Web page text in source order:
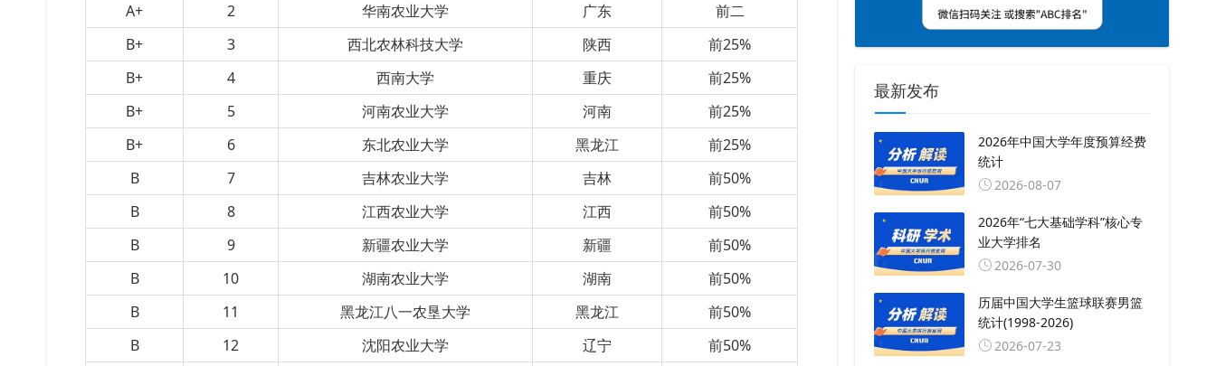
A+
2 华南农业大学 广东
前二
B+
3 西北农林科技大学 陕西
前25%
B+
4 西南大学 重庆
前25%
B+
5 河南农业大学 河南
前25%
B+
6 东北农业大学 黑龙江
前25%
B
7 吉林农业大学 吉林
前50%
B
8 江西农业大学 江西
前50%
B
9 新疆农业大学 新疆
前50%
B
10 湖南农业大学 湖南
前50%
B
11 黑龙江八一农垦大学 黑龙江
前50%
B
12 沈阳农业大学 辽宁
前50%
最新发布
2026年中国大学年度预算经费
统计
2026-08-07
2026年“七大基础学科”核心专
业大学排名
2026-07-30
历届中国大学生篮球联赛男篮
统计(1998-2026)
2026-07-23